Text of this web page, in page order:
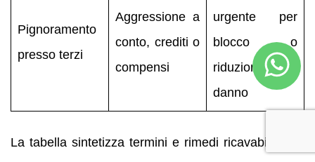
Pignoramento
presso terzi
Aggressione a
conto, crediti o
compensi
urgente per
blocco o
riduzione del
danno
La tabella sintetizza termini e rimedi ricavabili dalle